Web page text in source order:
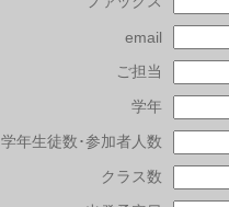
email
ご担当
学年
学年生徒数･参加者人数
クラス数